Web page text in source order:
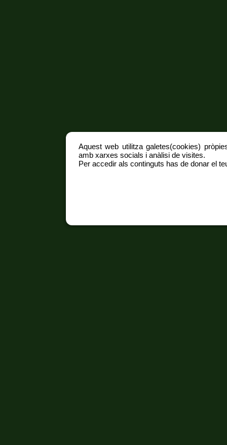
Aquest web utilitza galetes(cookies)
amb xarxes socials i anàlisi de visites.
Per accedir als continguts has de donar el